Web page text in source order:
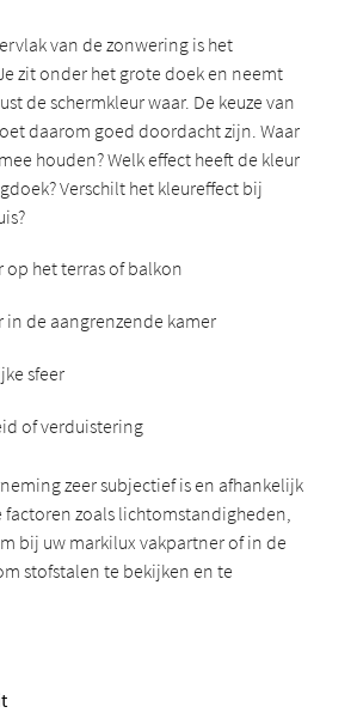
van de zonwering is het
zit onder het grote doek en neemt
de schermkleur waar. De keuze van
daarom goed doordacht zijn. Waar
houden? Welk effect heeft de kleur
Verschilt het kleureffect bij
op het terras of balkon
in de aangrenzende kamer
sfeer
of verduistering
zeer subjectief is en afhankelijk
factoren zoals lichtomstandigheden,
bij uw markilux vakpartner of in de
stofstalen te bekijken en te